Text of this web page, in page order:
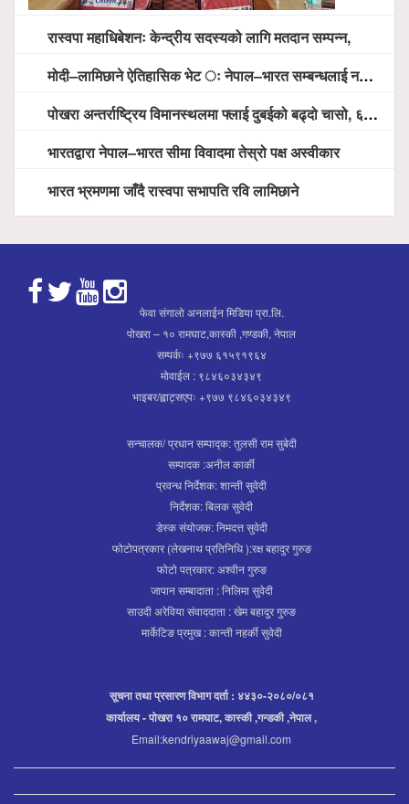
रास्वपा महाधिबेशनः केन्द्रीय सदस्यको लागि मतदान सम्पन्न,
मोदी–लामिछाने ऐतिहासिक भेट ः नेपाल–भारत सम्बन्धलाई नयाँ उचाइमा पु¥याउने साझा प्रतिबद्धता
पोखरा अन्तर्राष्ट्रिय विमानस्थलमा फ्लाई दुबईको बढ्दो चासो, ६ घण्टा लामो प्राविधिक निरीक्षणपछि दैनिक उडानको ढोका खुल्दै
भारतद्वारा नेपाल–भारत सीमा विवादमा तेस्रो पक्ष अस्वीकार
भारत भ्रमणमा जाँदै रास्वपा सभापति रवि लामिछाने
फेवा संगालो अनलाईन मिडिया प्रा.लि.
पोखरा – १० रामघाट,कास्की ,गण्डकी, नेपाल
सम्पर्कः +९७७ ६१५९१९६४
मोवाईल : ९८४६०३४३४९
भाइबर/ह्वाट्सएपः +९७७ ९८४६०३४३४९
सन्चालक/ प्रधान सम्पाद्क: तुलसी राम सुबेदी
सम्पादक :अनील कार्की
प्रवन्ध निर्देशक: शान्ती सुवेदी
निर्देशक: बिलक सुवेदी
डेस्क संयोजक: निमदत्त सुवेदी
फोटोपत्रकार (लेखनाथ प्रतिनिधि ):रक्ष बहादुर गुरुङ
फोटो पत्रकार: अश्वीन गुरुङ
जापान सम्बादाता : निलिमा सुवेदी
साउदी अरेविया संवाददाता : खेम बहादुर गुरुङ
मार्केटिङ प्रमुख : कान्ती नहर्की सुवेदी
सूचना तथा प्रसारण विभाग दर्ता : ४४३०-२०८०/०८१
कार्यालय - पोखरा १० रामघाट, कास्की ,गन्डकी ,नेपाल ,
Email:kendriyaawaj@gmail.com